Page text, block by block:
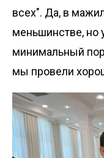
всех". Да, в
меньшинстве, но
минимальный
мы провели